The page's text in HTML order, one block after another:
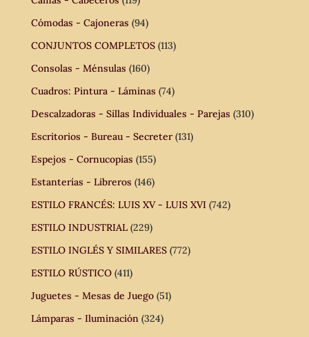
Cómodas - Cajoneras (94)
CONJUNTOS COMPLETOS (113)
Consolas - Ménsulas (160)
Cuadros: Pintura - Láminas (74)
Descalzadoras - Sillas Individuales - Parejas (310)
Escritorios - Bureau - Secreter (131)
Espejos - Cornucopias (155)
Estanterías - Libreros (146)
ESTILO FRANCÉS: LUIS XV - LUIS XVI (742)
ESTILO INDUSTRIAL (229)
ESTILO INGLÉS Y SIMILARES (772)
ESTILO RÚSTICO (411)
Juguetes - Mesas de Juego (51)
Lámparas - Iluminación (324)